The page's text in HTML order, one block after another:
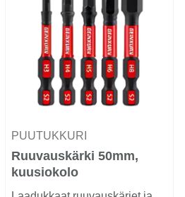
PUUTUKKURI
Ruuvauskärki 50mm,
kuusiokolo